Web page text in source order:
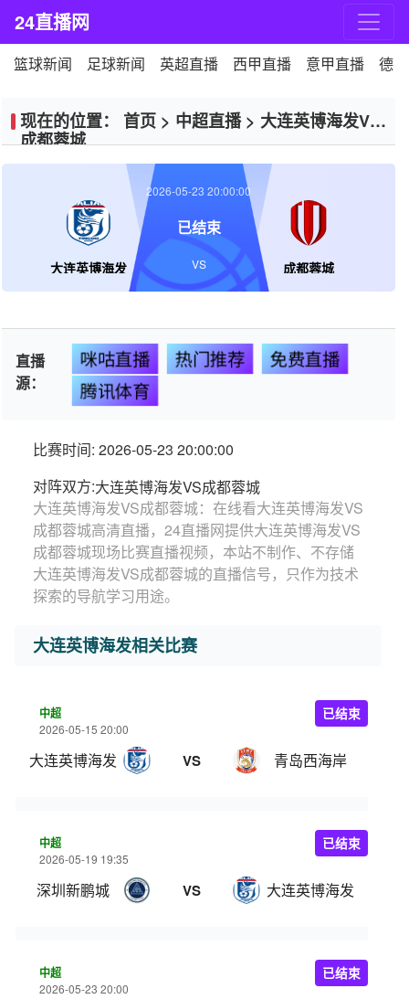
24直播网
篮球新闻 足球新闻 英超直播 西甲直播 意甲直播 德
现在的位置： 首页 > 中超直播> 大连英博海发VS
成都蓉城
大连英博海发 成都蓉城
2026-05-23 20:00:00
已结束
VS
直播
源：
咪咕直播 热门推荐
免费直播
腾讯体育
比赛时间: 2026-05-23 20:00:00
对阵双方:大连英博海发VS成都蓉城
大连英博海发VS成都蓉城：在线看大连英博海发VS
成都蓉城高清直播，24直播网提供大连英博海发VS
成都蓉城现场比赛直播视频，本站不制作、不存储
大连英博海发VS成都蓉城的直播信号，只作为技术
探索的导航学习用途。
大连英博海发相关比赛
中超
2026-05-15 20:00
大连英博海发 VS 青岛西海岸
已结束
中超
2026-05-19 19:35
深圳新鹏城 VS 大连英博海发
已结束
中超
2026-05-23 20:00
已结束